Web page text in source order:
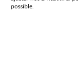
possible.